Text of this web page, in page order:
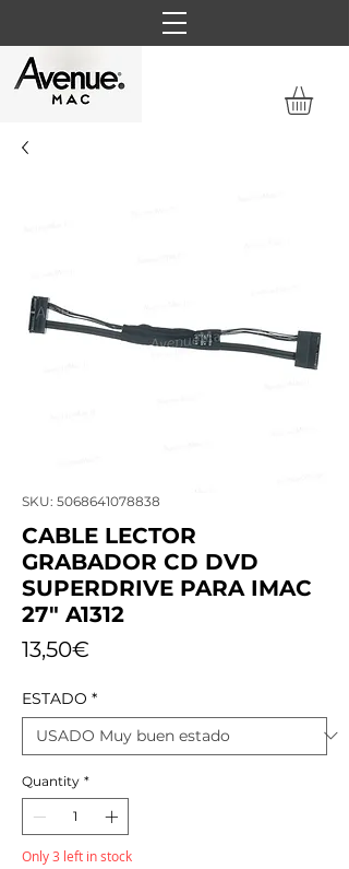
SKU: 5068641078838
CABLE LECTOR
GRABADOR CD DVD
SUPERDRIVE PARA IMAC
27" A1312
13,50€
ESTADO *
Quantity *
Only 3 left in stock